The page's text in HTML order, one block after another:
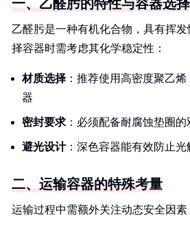
一、乙醛肟的特性与容器选择
乙醛肟是一种有机化合物，具有挥
择容器时需考虑其化学稳定性：
材质选择 ：推荐使用高密度聚乙
器
密封要求 ：必须配备耐腐蚀垫圈
避光设计：深色容器能有效防止光
二、运输容器的特殊考量
运输过程中需额外关注动态安全因素